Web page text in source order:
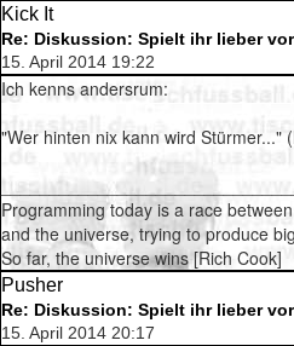
Kick It
Re: Diskussion: Spielt ihr lieber
15. April 2014 19:22
Ich kenns andersrum:
"Wer hinten nix kann wird Stürmer..."
Programming today is a race
and the universe, trying to produce
So far, the universe wins [Rich Cook]
Pusher
Re: Diskussion: Spielt ihr lieber
15. April 2014 20:17